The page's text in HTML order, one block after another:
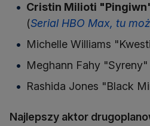
Cristin Milioti
(Serial HBO Max, tu
Michelle Williams
Meghann Fahy "Syreny"
Rashida Jones "Black
Najlepszy aktor